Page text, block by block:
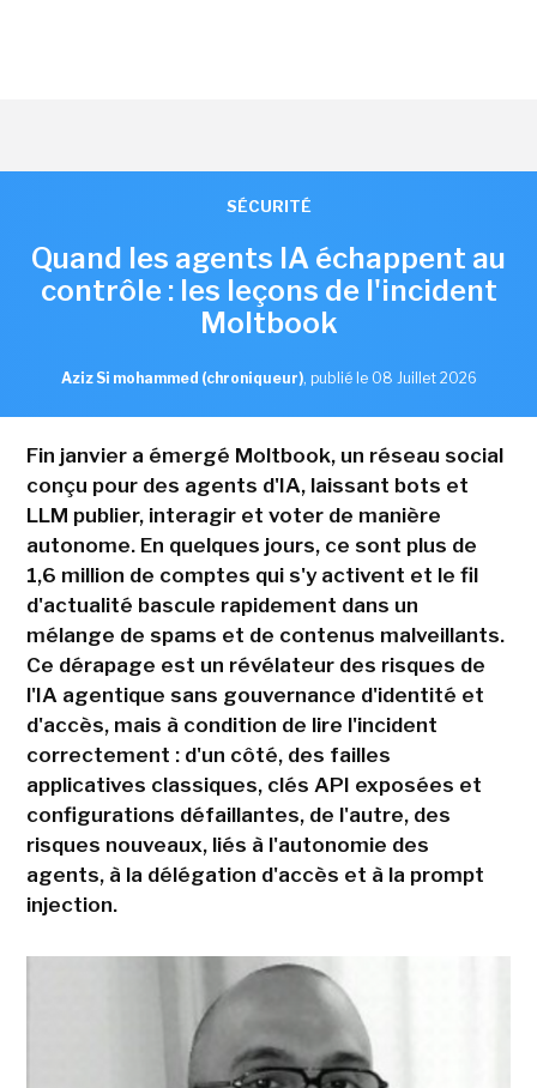
SÉCURITÉ
Quand les agents IA échappent au
contrôle : les leçons de l'incident
Moltbook
Aziz Si mohammed (chroniqueur), publié le 08 Juillet 2026
Fin janvier a émergé Moltbook, un réseau social
conçu pour des agents d'IA, laissant bots et
LLM publier, interagir et voter de manière
autonome. En quelques jours, ce sont plus de
1,6 million de comptes qui s'y activent et le fil
d'actualité bascule rapidement dans un
mélange de spams et de contenus malveillants.
Ce dérapage est un révélateur des risques de
l'IA agentique sans gouvernance d'identité et
d'accès, mais à condition de lire l'incident
correctement : d'un côté, des failles
applicatives classiques, clés API exposées et
configurations défaillantes, de l'autre, des
risques nouveaux, liés à l'autonomie des
agents, à la délégation d'accès et à la prompt
injection.